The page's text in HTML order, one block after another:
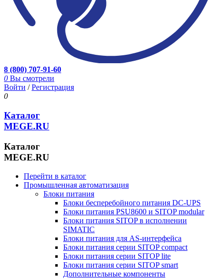
8 (800) 707-91-60
0 Вы смотрели
Войти /Регистрация
0
Каталог
MEGE.RU
Каталог
MEGE.RU
Перейти в каталог
Промышленная автоматизация
Блоки питания
Блоки бесперебойного питания DC-UPS
Блоки питания PSU8600 и SITOP modular
Блоки питания SITOP в исполнении
SIMATIC
Блоки питания для AS-интерфейса
Блоки питания серии SITOP compact
Блоки питания серии SITOP lite
Блоки питания серии SITOP smart
Дополнительные компоненты